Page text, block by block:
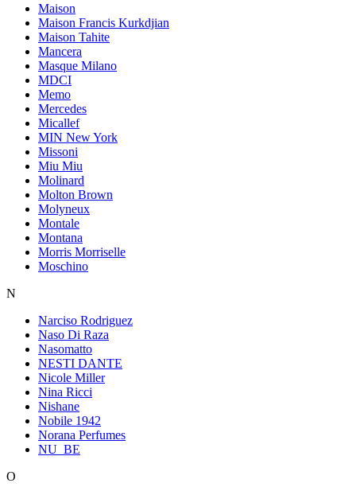
Maison
Maison Francis Kurkdjian
Maison Tahite
Mancera
Masque Milano
MDCI
Memo
Mercedes
Micallef
MIN New York
Missoni
Miu Miu
Molinard
Molton Brown
Molyneux
Montale
Montana
Morris Morriselle
Moschino
N
Narciso Rodriguez
Naso Di Raza
Nasomatto
NESTI DANTE
Nicole Miller
Nina Ricci
Nishane
Nobile 1942
Norana Perfumes
NU_BE
O